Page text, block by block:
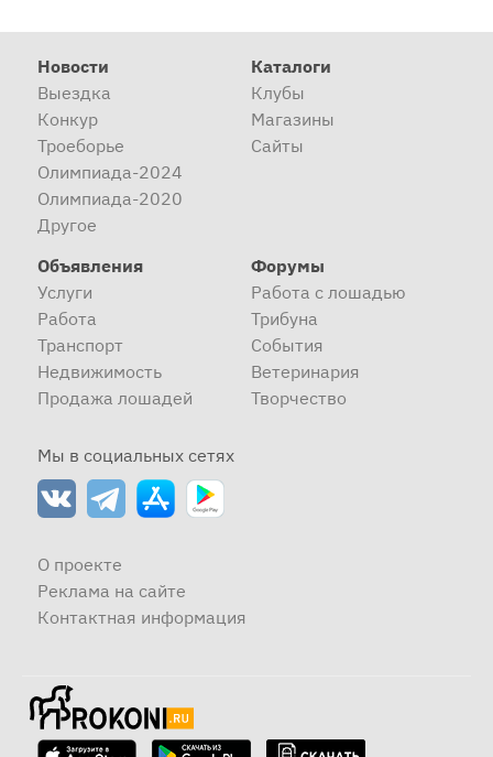
Новости
Выездка
Конкур
Троеборье
Олимпиада-2024
Олимпиада-2020
Другое
Каталоги
Клубы
Магазины
Сайты
Объявления
Услуги
Работа
Транспорт
Недвижимость
Продажа лошадей
Форумы
Работа с лошадью
Трибуна
События
Ветеринария
Творчество
Мы в социальных сетях
О проекте
Реклама на сайте
Контактная информация